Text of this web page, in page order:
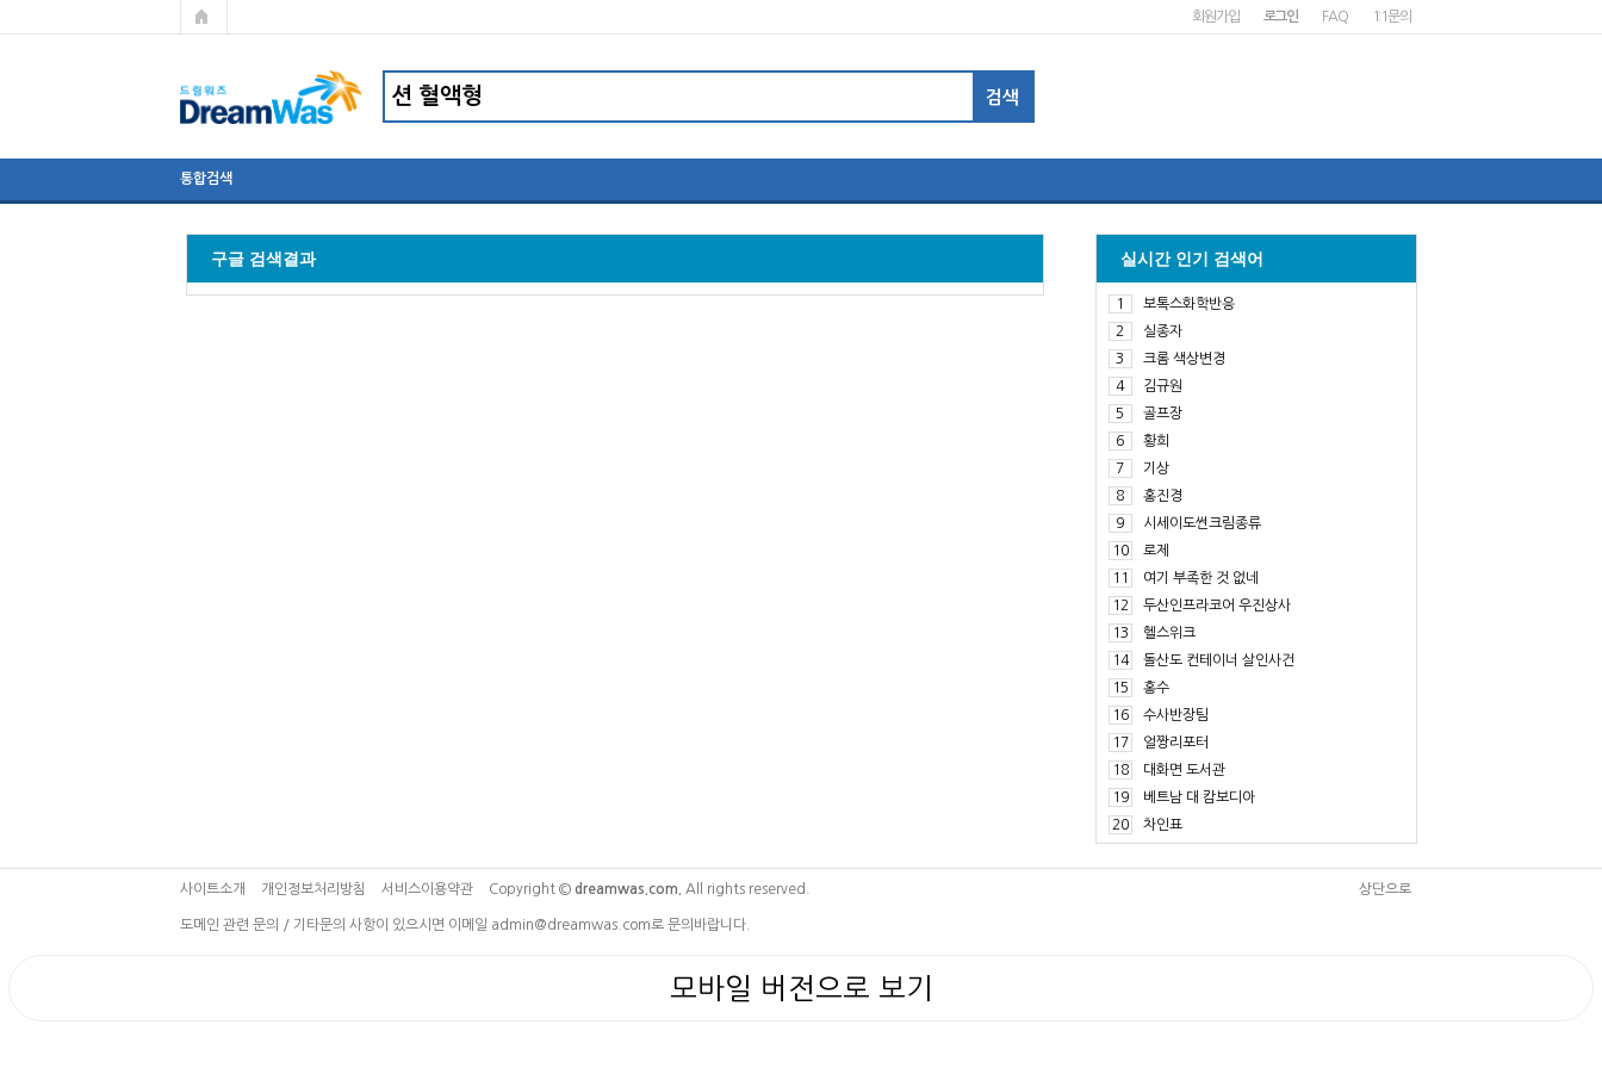
회원가입 로그인 FAQ 1:1문의
통합검색
실시간 인기 검색어
1
보톡스화학반응
2
실종자
3
크롬 색상변경
4
김규원
5
골프장
6
황희
7
기상
8
홍진경
9
시세이도썬크림종류
10
로제
11
여기 부족한 것 없네
12
두산인프라코어 우진상사
13
헬스위크
14
돌산도 컨테이너 살인사건
15
홍수
16
수사반장팀
17
얼짱리포터
18
대화면 도서관
19
베트남 대 캄보디아
20
차인표
구글 검색결과
사이트소개 개인정보처리방침 서비스이용약관 Copyright © dreamwas.com. All rights reserved. 상단으로
도메인 관련 문의 / 기타문의 사항이 있으시면 이메일 admin@dreamwas.com로 문의바랍니다.
모바일 버전으로 보기